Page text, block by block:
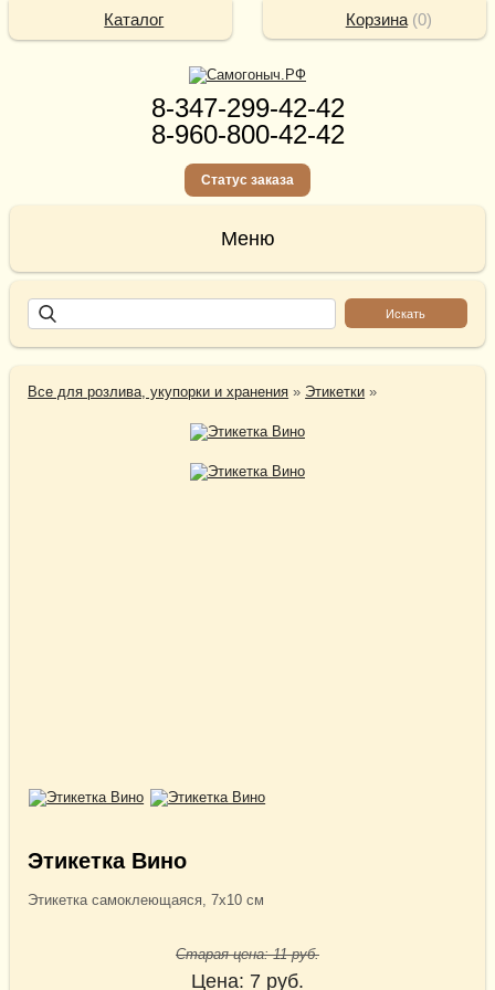
8-347-299-42-42
8-960-800-42-42
Статус заказа
Все для розлива, укупорки и хранения » Этикетки »
Этикетка Вино
Этикетка самоклеющаяся, 7х10 см
Старая цена:11руб.
Цена: 7 руб.
Корзина(0)
Каталог